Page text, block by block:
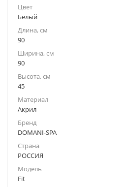
Цвет
Белый
Длина, см
90
Ширина, см
90
Высота, см
45
Материал
Акрил
Бренд
DOMANI-SPA
Страна
РОССИЯ
Модель
Fit